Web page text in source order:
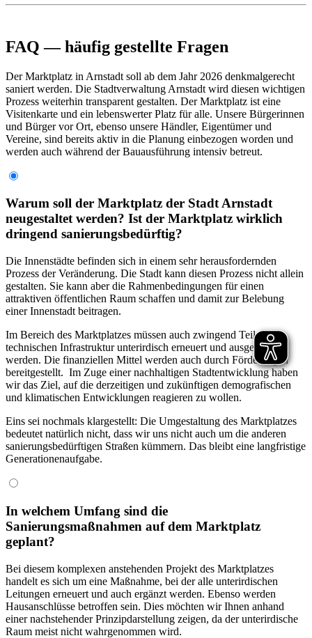
FAQ — häufig gestellte Fragen
Der Marktplatz in Arnstadt soll ab dem Jahr 2026 denkmalgerecht
saniert werden. Die Stadtverwaltung Arnstadt wird diesen wichtigen
Prozess weiterhin transparent gestalten. Der Marktplatz ist eine
Visitenkarte und ein lebenswerter Platz für alle. Unsere Bürgerinnen
und Bürger vor Ort, ebenso unsere Händler, Eigentümer und
Vereine, sind bereits aktiv in die Planung einbezogen worden und
werden auch während der Bauausführung intensiv betreut.
Warum soll der Marktplatz der Stadt Arnstadt
neugestaltet werden? Ist der Marktplatz wirklich
dringend sanierungsbedürftig?
Die Innenstädte befinden sich in einem sehr herausfordernden
Prozess der Veränderung. Die Stadt kann diesen Prozess nicht allein
gestalten. Sie kann aber die Rahmenbedingungen für einen
attraktiven öffentlichen Raum schaffen und damit zur Belebung
einer Innenstadt beitragen.
Im Bereich des Marktplatzes müssen auch zwingend Teile der
technischen Infrastruktur unterirdisch erneuert und ausgebaut
werden. Die finanziellen Mittel werden auch durch Förderungen
bereitgestellt. Im Zuge einer nachhaltigen Stadtentwicklung haben
wir das Ziel, auf die derzeitigen und zukünftigen demografischen
und klimatischen Entwicklungen reagieren zu wollen.
Eins sei nochmals klargestellt: Die Umgestaltung des Marktplatzes
bedeutet natürlich nicht, dass wir uns nicht auch um die anderen
sanierungsbedürftigen Straßen kümmern. Das bleibt eine langfristige
Generationenaufgabe.
In welchem Umfang sind die
Sanierungsmaßnahmen auf dem Marktplatz
geplant?
Bei diesem komplexen anstehenden Projekt des Marktplatzes
handelt es sich um eine Maßnahme, bei der alle unterirdischen
Leitungen erneuert und auch ergänzt werden. Ebenso werden
Hausanschlüsse betroffen sein. Dies möchten wir Ihnen anhand
einer nachstehender Prinzipdarstellung zeigen, da der unterirdische
Raum meist nicht wahrgenommen wird.